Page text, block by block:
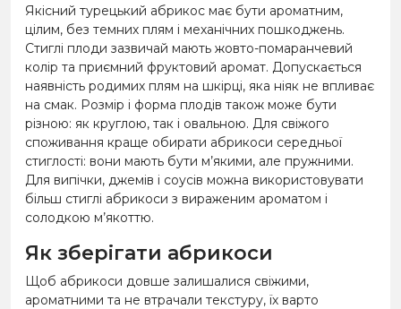
Якісний турецький абрикос має бути ароматним,
цілим, без темних плям і механічних пошкоджень.
Стиглі плоди зазвичай мають жовто-помаранчевий
колір та приємний фруктовий аромат. Допускається
наявність родимих плям на шкірці, яка ніяк не впливає
на смак. Розмір і форма плодів також може бути
різною: як круглою, так і овальною. Для свіжого
споживання краще обирати абрикоси середньої
стиглості: вони мають бути м’якими, але пружними.
Для випічки, джемів і соусів можна використовувати
більш стиглі абрикоси з вираженим ароматом і
солодкою м’якоттю.
Як зберігати абрикоси
Щоб абрикоси довше залишалися свіжими,
ароматними та не втрачали текстуру, їх варто